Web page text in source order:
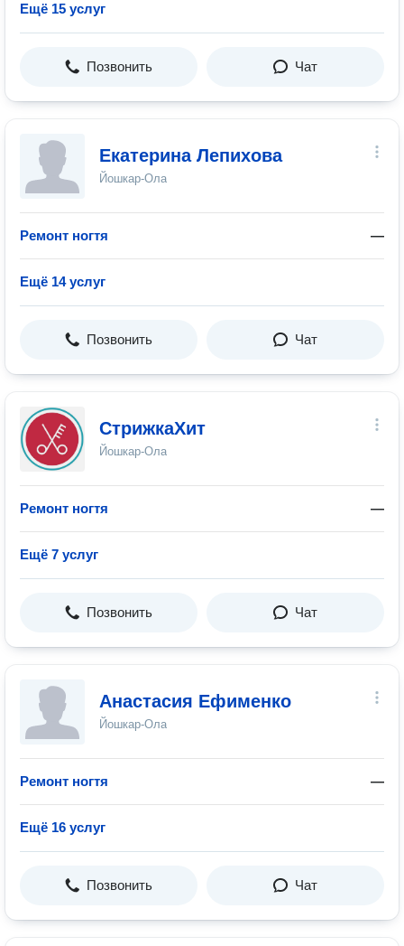
Ещё 15 услуг
Позвонить Чат
Екатерина Лепихова
Йошкар-Ола
Ремонт ногтя —
Ещё 14 услуг
Позвонить Чат
СтрижкаХит
Йошкар-Ола
Ремонт ногтя —
Ещё 7 услуг
Позвонить Чат
Анастасия Ефименко
Йошкар-Ола
Ремонт ногтя —
Ещё 16 услуг
Позвонить Чат